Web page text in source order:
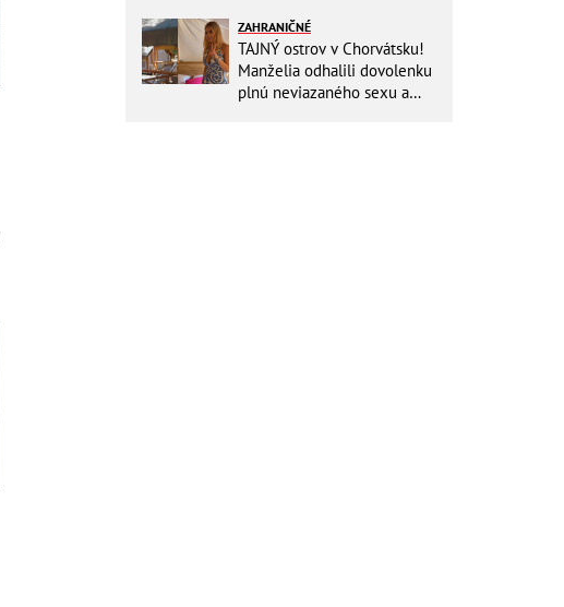
ZAHRANIČNÉ
TAJNÝ ostrov v Chorvátsku!
Manželia odhalili dovolenku
plnú neviazaného sexu a